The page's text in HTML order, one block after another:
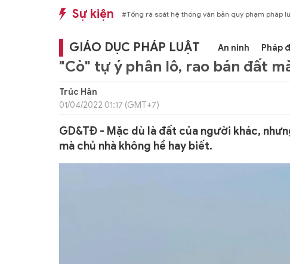
Sự kiện
#Thực học - Thực nghiệp #Tổng rà soát hệ thống văn bản quy phạm pháp
GIÁO DỤC PHÁP LUẬT An ninh Pháp
"Cò" tự ý phân lô, rao bán đất
Trúc Hân
01/04/2022 01:17 (GMT+7)
GD&TĐ - Mặc dù là đất của người khác,
mà chủ nhà không hề hay biết.